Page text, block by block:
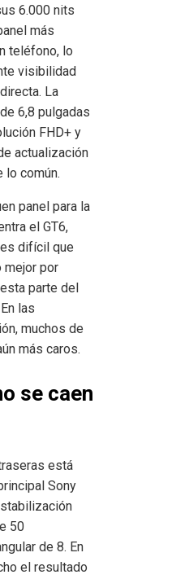
6.000 nits
más
teléfono, lo
visibilidad
La
6,8 pulgadas
FHD+ y
actualización
lo común.
panel para la
el GT6,
difícil que
mejor por
parte del
las
muchos de
más caros.
se caen
está
Sony
50
de 8. En
el resultado